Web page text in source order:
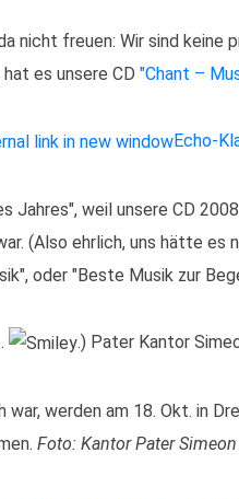
nicht freuen: Wir sind keine
es unsere CD "Chant –
Echo-
Jahres", weil unsere CD
(Also ehrlich, uns hätte
oder "Beste Musik zur
.) Pater Kantor
werden am 18. Okt. in
Foto: Kantor Pater